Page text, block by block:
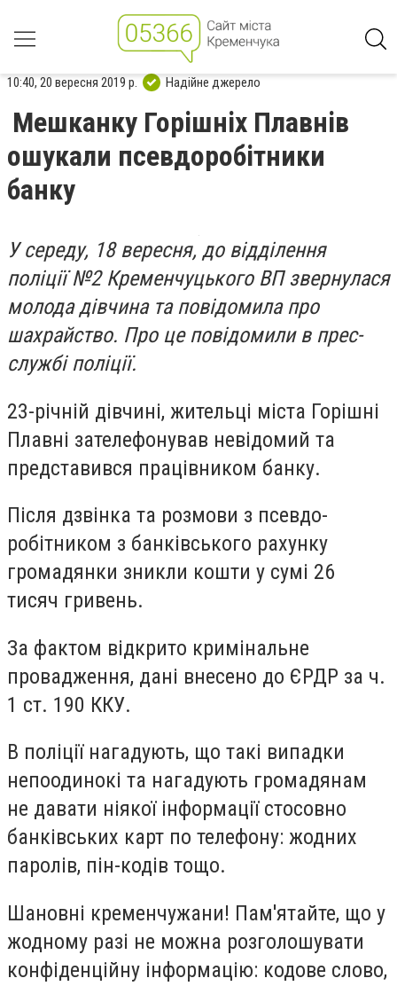
10:40, 20 вересня 2019 р. Надійне джерело
Мешканку Горішніх Плавнів
ошукали псевдоробітники
банку
У середу, 18 вересня, до відділення
поліції №2 Кременчуцького ВП звернулася
молода дівчина та повідомила про
шахрайство. Про це повідомили в прес-
службі поліції.
23-річній дівчині, жительці міста Горішні
Плавні зателефонував невідомий та
представився працівником банку.
Після дзвінка та розмови з псевдо-
робітником з банківського рахунку
громадянки зникли кошти у сумі 26
тисяч гривень.
За фактом відкрито кримінальне
провадження, дані внесено до ЄРДР за ч.
1 ст. 190 ККУ.
В поліції нагадують, що такі випадки
непоодинокі та нагадують громадянам
не давати ніякої інформації стосовно
банківських карт по телефону: жодних
паролів, пін-кодів тощо.
Шановні кременчужани! Пам'ятайте, що у
жодному разі не можна розголошувати
конфіденційну інформацію: кодове слово,